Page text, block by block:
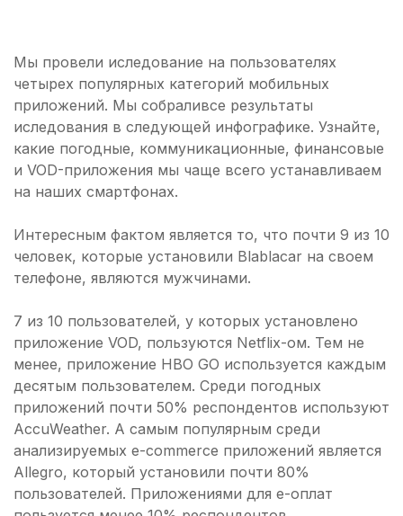
Мы провели иследование на пользователях
четырех популярных категорий мобильных
приложений. Мы собраливсе результаты
иследования в следующей инфографике. Узнайте,
какие погодные, коммуникационные, финансовые
и VOD-приложения мы чаще всего устанавливаем
на наших смартфонах.
Интересным фактом является то, что почти 9 из 10
человек, которые установили Blablacar на своем
телефоне, являются мужчинами.
7 из 10 пользователей, у которых установлено
приложение VOD, пользуются Netflix-ом. Тем не
менее, приложение HBO GO используется каждым
десятым пользователем. Среди погодных
приложений почти 50% респондентов используют
AccuWeather. А самым популярным среди
анализируемых e-commerce приложений является
Allegro, который установили почти 80%
пользователей. Приложениями для e-оплат